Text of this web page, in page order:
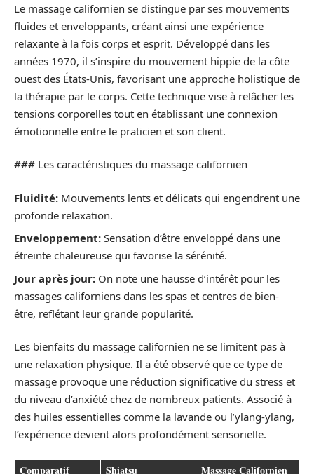
Le massage californien se distingue par ses mouvements
fluides et enveloppants, créant ainsi une expérience
relaxante à la fois corps et esprit. Développé dans les
années 1970, il s’inspire du mouvement hippie de la côte
ouest des États-Unis, favorisant une approche holistique de
la thérapie par le corps. Cette technique vise à relâcher les
tensions corporelles tout en établissant une connexion
émotionnelle entre le praticien et son client.
### Les caractéristiques du massage californien
Fluidité: Mouvements lents et délicats qui engendrent une
profonde relaxation.
Enveloppement: Sensation d’être enveloppé dans une
étreinte chaleureuse qui favorise la sérénité.
Jour après jour: On note une hausse d’intérêt pour les
massages californiens dans les spas et centres de bien-
être, reflétant leur grande popularité.
Les bienfaits du massage californien ne se limitent pas à
une relaxation physique. Il a été observé que ce type de
massage provoque une réduction significative du stress et
du niveau d’anxiété chez de nombreux patients. Associé à
des huiles essentielles comme la lavande ou l’ylang-ylang,
l’expérience devient alors profondément sensorielle.
Comparatif Shiatsu Massage Californien